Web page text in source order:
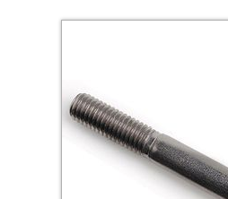
Заклепки (Гайки-Заклепки)